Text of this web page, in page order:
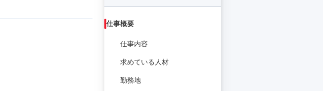
仕事概要
仕事内容
求めている人材
勤務地